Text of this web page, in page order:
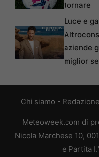
tornare
Luce e
aziende
miglior
Chi siamo - Redazione
Meteoweek.com di
Nicola Marchese 10,
e Partita